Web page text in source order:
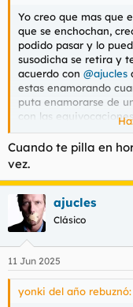
Yo creo que mas que
que se enchochan,
podido pasar y lo
susodicha se retira y
acuerdo con @ajucles
estas enamorando
puta enamorarse de
con las
la nariz que ha
estado mas de dos
quedes pillado con
Cuando te pilla en
vez.
ajucles
Clásico
11 Jun 2025
yonki del año rebuznó: